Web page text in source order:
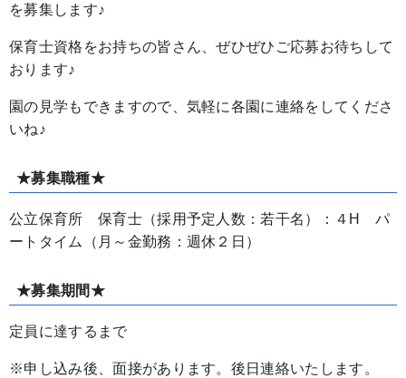
を募集します♪
保育士資格をお持ちの皆さん、ぜひぜひご応募お待ちして
おります♪
園の見学もできますので、気軽に各園に連絡をしてくださ
いね♪
★募集職種★
公立保育所 保育士（採用予定人数：若干名）：４H パ
ートタイム（月～金勤務：週休２日）
★募集期間★
定員に達するまで
※申し込み後、面接があります。後日連絡いたします。